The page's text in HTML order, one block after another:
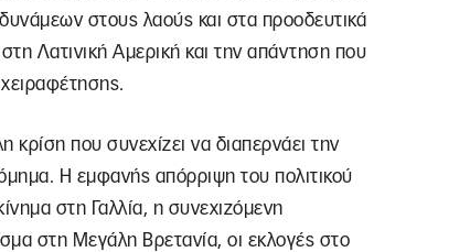
στους λαούς και στα προοδευτικά
Λατινική Αμερική και την απάντηση που
που συνεχίζει να διαπερνάει την
Η εμφανής απόρριψη του πολιτικού
στη Γαλλία, η συνεχιζόμενη
στη Μεγάλη Βρετανία, οι εκλογές στο